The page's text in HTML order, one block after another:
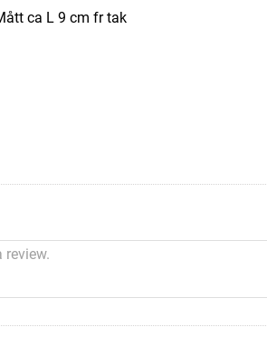
ca L 9 cm fr tak